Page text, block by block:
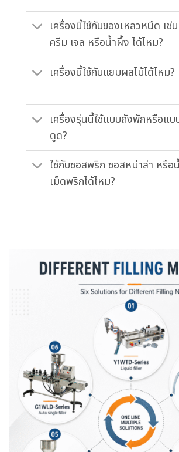
เครื่องนี้ใช้กับของเหลวหนืด เ
ครีม เจล หรือน้ำผึ้ง ได้ไหม?
เครื่องนี้ใช้กับแยมผลไม้ได้ไหม?
เครื่องรุ่นนี้ใช้แบบถังพักหรือแบ
ดูด?
ใช้กับซอสพริก ซอสหม่าล่า หรือ
เม็ดพริกได้ไหม?